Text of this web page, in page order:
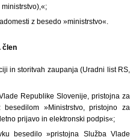
z besedo »ministrstvo«.
člen
in storitvah zaupanja (Uradni list RS,
Republike Slovenije, pristojna za
»Ministrstvo, pristojno za
prijavo in elektronski podpis«;
besedilo »pristojna Služba Vlade